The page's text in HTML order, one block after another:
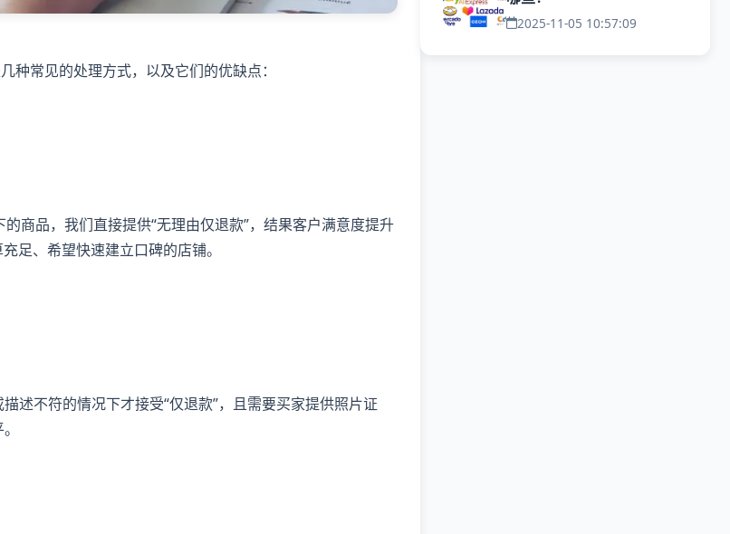
种常见的处理方式，以及它们的优缺点：
商品，我们直接提供“无理由仅退款”，结果客户满意度提升
足、希望快速建立口碑的店铺。
述不符的情况下才接受“仅退款”，且需要买家提供照片证
2025-11-05 10:57:09